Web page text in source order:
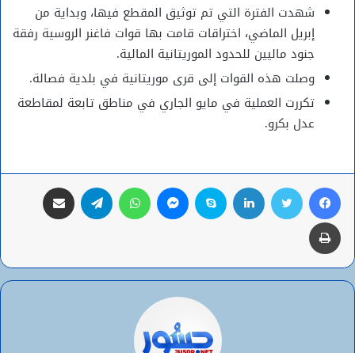
شهدت الفترة التي تم توثيق المقطع فيها، وبداية من
إبريل الماضي، اختراقات قامت بها قوات فاغنر الروسية رفقة
جنود ماليين للحدود الموريتانية المالية.
وصلت هذه القوات إلى قرى موريتانية في بلدية فصالة.
تكررت العملية في مايو الجاري في مناطق تابعة لمقاطعة
عدل بكرو.
فيسبوك تويتر لينكدإن سكايب ماسنجر واتساب تيلقرام
طباعة